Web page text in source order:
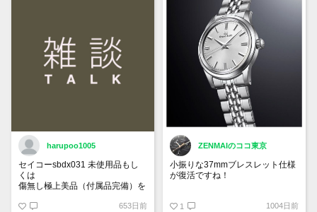
harupoo1005
セイコーsbdx031 未使用品もし
くは
傷無し極上美品（付属品完備）を
653日前
ZENMAIのココ東京
小振りな37mmブレスレット仕様
が復活ですね！
1 1004日前